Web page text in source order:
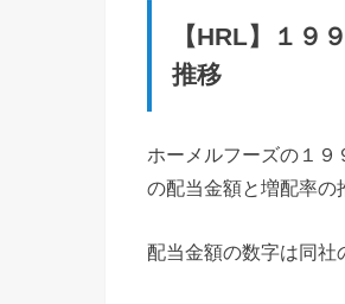
【HRL】１９
推移
ホーメルフーズの１
の配当金額と増配率の
配当金額の数字は同社